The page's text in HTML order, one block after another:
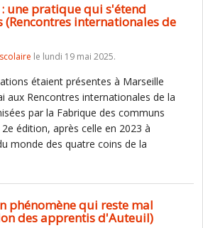
: une pratique qui s'étend
(Rencontres internationales de
le lundi 19 mai 2025.
étaient présentes à Marseille
aux Rencontres internationales de la
par la Fabrique des communs
édition, après celle en 2023 à
monde des quatre coins de la
phénomène qui reste mal
des apprentis d'Auteuil)